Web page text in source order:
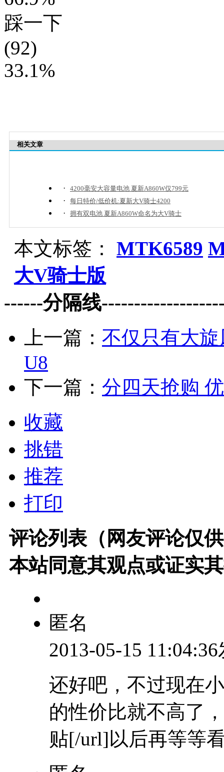
踩一下
(92)
33.1%
相关文章
· 4200毫安大容量电池 夏新A860W仅799元
· 每日特价/低价机:夏新大V骑士4200
· 拥有双电池 夏新A860W命名为大V骑士
本文标签： MTK6589
大V骑士版
------分隔线
上一篇： 不仅只有大
U8
下一篇： 分四天抢购
收藏
挑错
推荐
打印
评论列表（网友评论仅
本站同意其观点或证实
匿名
2013-05-15
还好吧，不过现在
的性价比就不高了
贴[/url]以后再等等